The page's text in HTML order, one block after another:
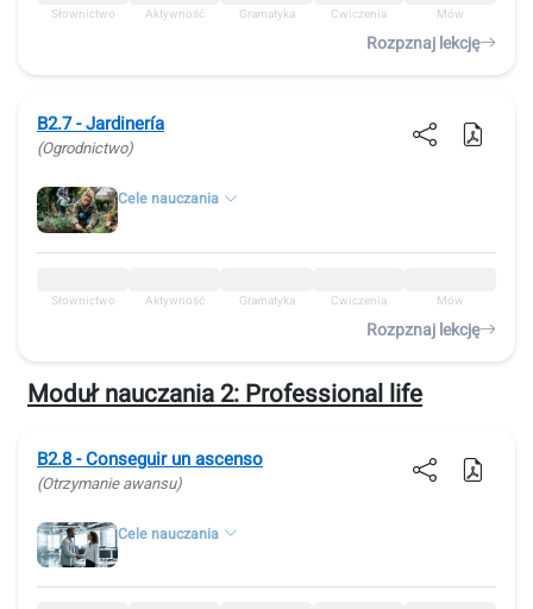
Słownictwo Aktywność Gramatyka Ćwiczenia Mów
Rozpznaj lekcję
B2.7 - Jardinería
(Ogrodnictwo)
Cele nauczania
Słownictwo Aktywność Gramatyka Ćwiczenia Mów
Rozpznaj lekcję
Moduł nauczania 2: Professional life
B2.8 - Conseguir un ascenso
(Otrzymanie awansu)
Cele nauczania